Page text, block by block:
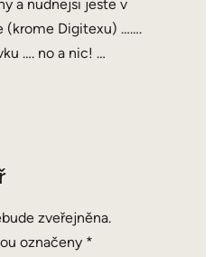
a nudnejsi jeste v
(krome Digitexu) …….
…. no a nic! …
zveřejněna.
označeny *